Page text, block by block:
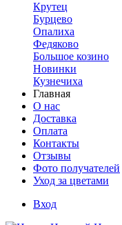
Крутец
Бурцево
Опалиха
Федяково
Большое козино
Новинки
Кузнечиха
Главная
О нас
Доставка
Оплата
Контакты
Отзывы
Фото получателей
Уход за цветами
Вход